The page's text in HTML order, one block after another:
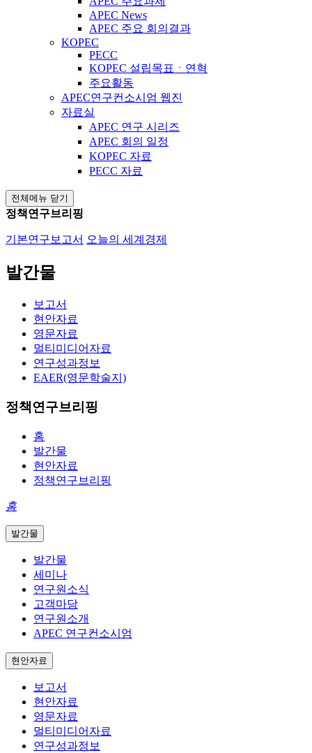
APEC News
APEC 주요 회의결과
KOPEC
PECC
KOPEC 설립목표ㆍ연혁
주요활동
APEC연구컨소시엄 웹진
자료실
APEC 연구 시리즈
APEC 회의 일정
KOPEC 자료
PECC 자료
전체메뉴 닫기
정책연구브리핑
기본연구보고서 오늘의 세계경제
발간물
보고서
현안자료
영문자료
멀티미디어자료
연구성과정보
EAER(영문학술지)
정책연구브리핑
홈
발간물
현안자료
정책연구브리핑
홈
발간물
발간물
세미나
연구원소식
고객마당
연구원소개
APEC 연구컨소시엄
현안자료
보고서
현안자료
영문자료
멀티미디어자료
연구성과정보